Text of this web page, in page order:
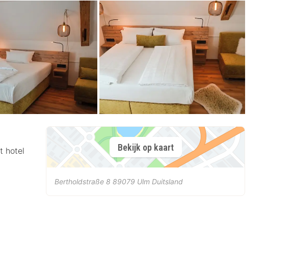
hotel
Bekijk op kaart
Bertholdstraße 8 89079 Ulm Duitsland